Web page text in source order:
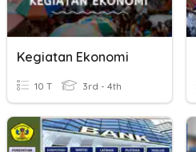
Kegiatan Ekonomi
10 T 3rd - 4th